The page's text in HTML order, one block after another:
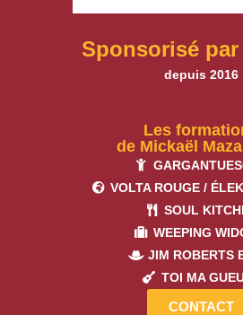
Sponsorisé
depuis 2016
Les
de Mickaël
VOLTA ROUGE /
SOUL
WEEPING
JIM ROBERTS
TOI MA
CONTACT